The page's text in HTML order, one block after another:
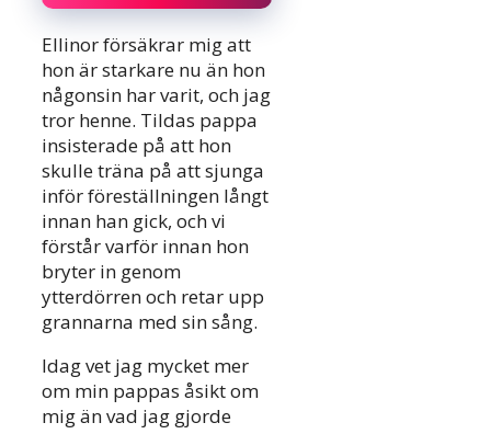
Ellinor försäkrar mig att
hon är starkare nu än hon
någonsin har varit, och jag
tror henne. Tildas pappa
insisterade på att hon
skulle träna på att sjunga
inför föreställningen långt
innan han gick, och vi
förstår varför innan hon
bryter in genom
ytterdörren och retar upp
grannarna med sin sång.
Idag vet jag mycket mer
om min pappas åsikt om
mig än vad jag gjorde